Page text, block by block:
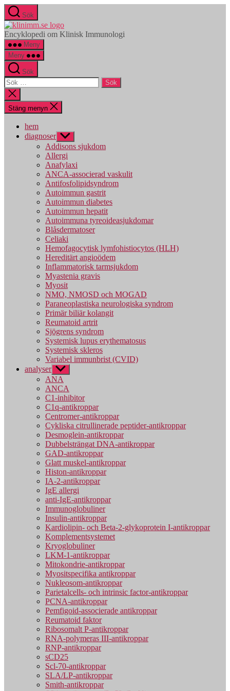
Hoppa
till
innehåll
Sök
klinimm.se
Encyklopedi om Klinisk Immunologi
Meny
Meny
Sök
Sök
efter:
Stäng
sökningen
Stäng menyn
hem
diagnoser Visa
undermeny
Addisons sjukdom
Allergi
Anafylaxi
ANCA-associerad vaskulit
Antifosfolipidsyndrom
Autoimmun gastrit
Autoimmun diabetes
Autoimmun hepatit
Autoimmuna tyreoideasjukdomar
Blåsdermatoser
Celiaki
Hemofagocytisk lymfohistiocytos (HLH)
Hereditärt angioödem
Inflammatorisk tarmsjukdom
Myastenia gravis
Myosit
NMO, NMOSD och MOGAD
Paraneoplastiska neurologiska syndrom
Primär biliär kolangit
Reumatoid artrit
Sjögrens syndrom
Systemisk lupus erythematosus
Systemisk skleros
Variabel immunbrist (CVID)
analyser Visa
undermeny
ANA
ANCA
C1-inhibitor
C1q-antikroppar
Centromer-antikroppar
Cykliska citrullinerade peptider-antikroppar
Desmoglein-antikroppar
Dubbelsträngat DNA-antikroppar
GAD-antikroppar
Glatt muskel-antikroppar
Histon-antikroppar
IA-2-antikroppar
IgE allergi
anti-IgE-antikroppar
Immunoglobuliner
Insulin-antikroppar
Kardiolipin- och Beta-2-glykoprotein I-antikroppar
Komplementsystemet
Kryoglobuliner
LKM-1-antikroppar
Mitokondrie-antikroppar
Myositspecifika antikroppar
Nukleosom-antikroppar
Parietalcells- och intrinsic factor-antikroppar
PCNA-antikroppar
Pemfigoid-associerade antikroppar
Reumatoid faktor
Ribosomalt P-antikroppar
RNA-polymeras III-antikroppar
RNP-antikroppar
sCD25
Scl-70-antikroppar
SLA/LP-antikroppar
Smith-antikroppar